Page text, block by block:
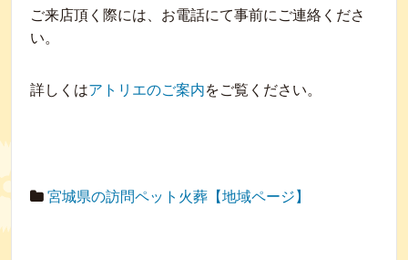
ご来店頂く際には、お電話にて事前にご連絡くださ
い。
詳しくはアトリエのご案内をご覧ください。
宮城県の訪問ペット火葬【地域ページ】